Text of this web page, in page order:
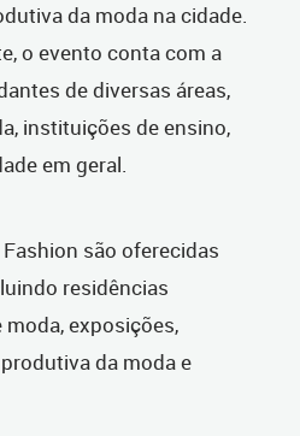
da moda na cidade.
o evento conta com a
de diversas áreas,
instituições de ensino,
em geral.
são oferecidas
residências
exposições,
da moda e